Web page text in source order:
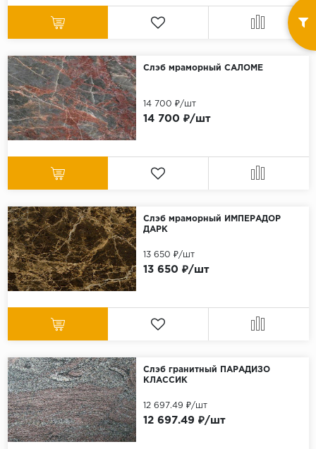
Слэб мраморный САЛОМЕ
14 700 ₽/шт
14 700 ₽/шт
Слэб мраморный ИМПЕРАДОР
ДАРК
13 650 ₽/шт
13 650 ₽/шт
Слэб гранитный ПАРАДИЗО
КЛАССИК
12 697.49 ₽/шт
12 697.49 ₽/шт